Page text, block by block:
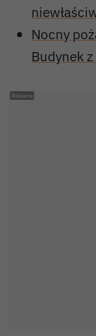
Nocny
Budynek